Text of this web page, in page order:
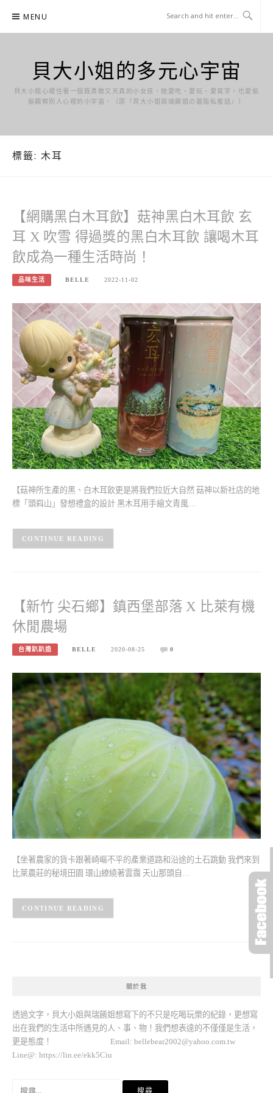
content
MENU
貝大小姐的多元心宇宙
貝大小姐心裡住著一個既勇敢又天真的小女孩，她愛吃、愛玩、愛寫字，也愛偷
偷觀察別人心裡的小宇宙。（原『貝大小姐與瑞餚姐の囂脂私蜜話』）
標籤: 木耳
【網購黑白木耳飲】菇神黑白木耳飲 玄
耳 X 吹雪 得過獎的黑白木耳飲 讓喝木耳
飲成為一種生活時尚！
品味生活 BELLE 2022-11-02
【菇神所生產的黑、白木耳飲更是將我們拉近大自然 菇神以新社店的地
標「頭嵙山」發想禮盒的設計 黑木耳用手繪文青風…
CONTINUE READING
【新竹 尖石鄉】鎮西堡部落 X 比萊有機
休閒農場
台灣趴趴造 BELLE 2020-08-25 0
【坐著農家的貨卡跟著崎嶇不平的產業道路和沿途的土石跳動 我們來到
比萊農莊的秘境田園 環山繚繞著雲靄 天山那頭自…
CONTINUE READING
關於我
透過文字，貝大小姐與瑞餚姐想寫下的不只是吃喝玩樂的紀錄，更想寫
出在我們的生活中所遇見的人、事、物！我們想表達的不僅僅是生活，
更是態度！ Email: bellebear2002@yahoo.com.tw
Line@: https://lin.ee/ekk5Ciu